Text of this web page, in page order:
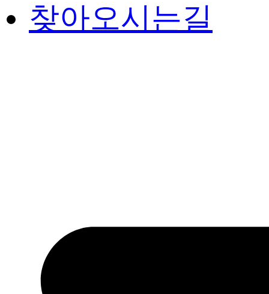
찾아오시는길